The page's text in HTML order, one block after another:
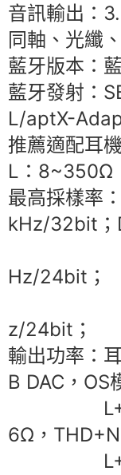
音訊輸出：
同軸、光纖
藍牙版本：
藍牙發射：
L/aptX-
推薦適配耳
L：8~350Ω
最高採樣率
kHz/32bit；
同軸輸
Hz/24bit；
光纖輸
z/24bit；
輸出功率：
B DAC，OS
L+R ≥
6Ω，THD+N
L+R ≥